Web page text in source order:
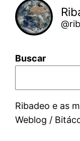
Buscar
Ribadeo e as
Weblog /